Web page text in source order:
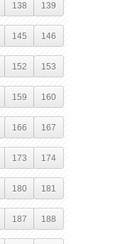
138 139
145 146
152 153
159 160
166 167
173 174
180 181
187 188